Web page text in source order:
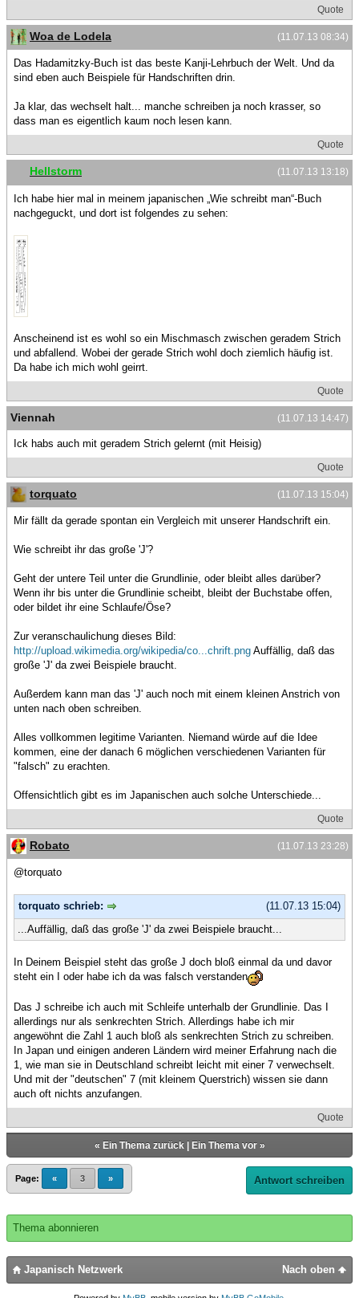
Quote
(11.07.13 08:34)
Woa de Lodela
Das Hadamitzky-Buch ist das beste Kanji-Lehrbuch der Welt. Und da
sind eben auch Beispiele für Handschriften drin.
Ja klar, das wechselt halt... manche schreiben ja noch krasser, so
dass man es eigentlich kaum noch lesen kann.
Quote
(11.07.13 13:18)
Hellstorm
Ich habe hier mal in meinem japanischen „Wie schreibt man“-Buch
nachgeguckt, und dort ist folgendes zu sehen:
Anscheinend ist es wohl so ein Mischmasch zwischen geradem Strich
und abfallend. Wobei der gerade Strich wohl doch ziemlich häufig ist.
Da habe ich mich wohl geirrt.
Quote
(11.07.13 14:47)
Viennah
Ick habs auch mit geradem Strich gelernt (mit Heisig)
Quote
(11.07.13 15:04)
torquato
Mir fällt da gerade spontan ein Vergleich mit unserer Handschrift ein.
Wie schreibt ihr das große 'J'?
Geht der untere Teil unter die Grundlinie, oder bleibt alles darüber?
Wenn ihr bis unter die Grundlinie scheibt, bleibt der Buchstabe offen,
oder bildet ihr eine Schlaufe/Öse?
Zur veranschaulichung dieses Bild:
http://upload.wikimedia.org/wikipedia/co...chrift.png Auffällig, daß das
große 'J' da zwei Beispiele braucht.
Außerdem kann man das 'J' auch noch mit einem kleinen Anstrich von
unten nach oben schreiben.
Alles vollkommen legitime Varianten. Niemand würde auf die Idee
kommen, eine der danach 6 möglichen verschiedenen Varianten für
"falsch" zu erachten.
Offensichtlich gibt es im Japanischen auch solche Unterschiede...
Quote
(11.07.13 23:28)
Robato
@torquato
(11.07.13 15:04)
torquato schrieb:
...Auffällig, daß das große 'J' da zwei Beispiele braucht...
In Deinem Beispiel steht das große J doch bloß einmal da und davor
steht ein I oder habe ich da was falsch verstanden
Das J schreibe ich auch mit Schleife unterhalb der Grundlinie. Das I
allerdings nur als senkrechten Strich. Allerdings habe ich mir
angewöhnt die Zahl 1 auch bloß als senkrechten Strich zu schreiben.
In Japan und einigen anderen Ländern wird meiner Erfahrung nach die
1, wie man sie in Deutschland schreibt leicht mit einer 7 verwechselt.
Und mit der "deutschen" 7 (mit kleinem Querstrich) wissen sie dann
auch oft nichts anzufangen.
Quote
« Ein Thema zurück| Ein Thema vor»
Page: « 3 » Antwort schreiben
Thema abonnieren
Nach oben
Japanisch Netzwerk